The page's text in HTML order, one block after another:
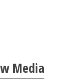
Media